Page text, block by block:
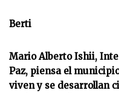
Berti
Mario Alberto Ishii,
Paz, piensa el
viven y se desarrollan